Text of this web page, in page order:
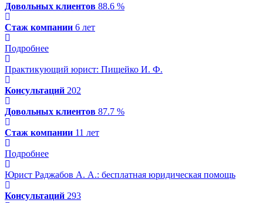
Довольных клиентов 88.6 %
Стаж компании 6 лет
Подробнее
Практикующий юрист: Пищейко И. Ф.
Консультаций 202
Довольных клиентов 87.7 %
Стаж компании 11 лет
Подробнее
Юрист Раджабов А. А.: бесплатная юридическая помощь
Консультаций 293